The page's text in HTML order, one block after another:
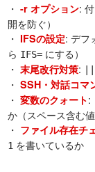
・-r オプション:
開を防ぐ）
・ IFSの設定: デフ
ら IFS= にする）
・末尾改行対策:
・SSH・対話コマ
・変数のクォート:
か（スペース含む値
・ ファイル存在チ
1 を書いているか